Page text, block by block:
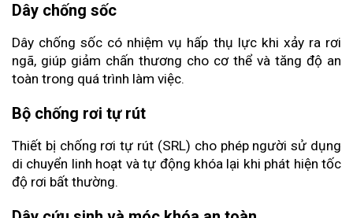
Dây chống sốc
Dây chống sốc có nhiệm vụ hấp thụ lực khi xảy ra rơi
ngã, giúp giảm chấn thương cho cơ thể và tăng độ an
toàn trong quá trình làm việc.
Bộ chống rơi tự rút
Thiết bị chống rơi tự rút (SRL) cho phép người sử dụng
di chuyển linh hoạt và tự động khóa lại khi phát hiện tốc
độ rơi bất thường.